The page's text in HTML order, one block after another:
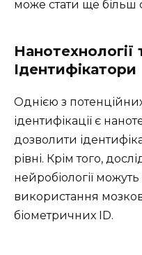
може стати ще
Нанотехнології
Ідентифікатори
Однією з
ідентифікації є
дозволити
рівні. Крім того,
нейробіології
використання
біометричних ID.